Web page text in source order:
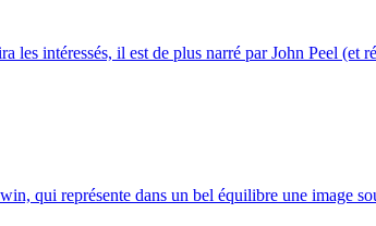
intéressés, il est de plus narré par John Peel (et
qui représente dans un bel équilibre une image